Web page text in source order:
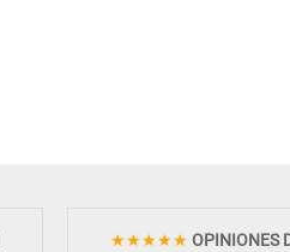
★★★★★ OPINIONES